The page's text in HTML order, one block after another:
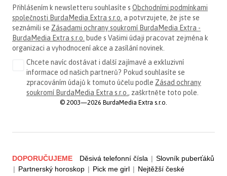
Přihlášením k newsletteru souhlasíte s Obchodními podmínkami
společnosti BurdaMedia Extra s.r.o. a potvrzujete, že jste se
seznámili se Zásadami ochrany soukromí BurdaMedia Extra -
BurdaMedia Extra s.r.o. bude s Vašimi údaji pracovat zejména k
organizaci a vyhodnocení akce a zasílání novinek.
Chcete navíc dostávat i další zajímavé a exkluzivní
informace od našich partnerů? Pokud souhlasíte se
zpracováním údajů k tomuto účelu podle Zásad ochrany
soukromí BurdaMedia Extra s.r.o., zaškrtněte toto pole.
© 2003—2026 BurdaMedia Extra s.r.o.
DOPORUČUJEME Děsivá telefonní čísla | Slovník puberťáků
| Partnerský horoskop | Pick me girl | Nejtěžší české